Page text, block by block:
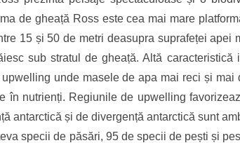
de gheață Ross este cea mai mare
15 și 50 de metri deasupra suprafeței
sub stratul de gheață. Altă
unde masele de apa mai reci și
în nutrienți. Regiunile de upwelling
antarctică și de divergență antarctică sunt
specii de păsări, 95 de specii de pești și